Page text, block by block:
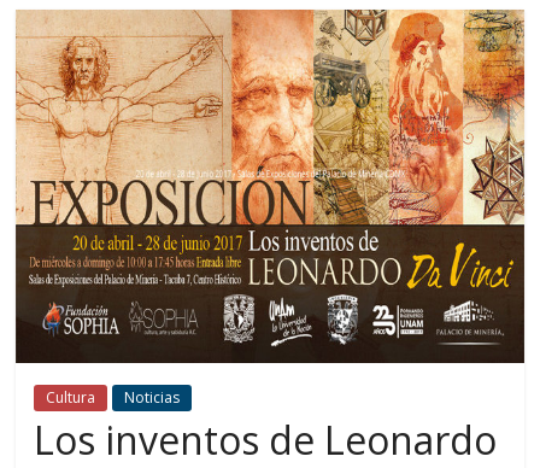
Cultura Noticias
Los inventos de Leonardo